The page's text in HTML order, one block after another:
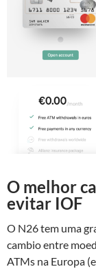
O melhor
evitar IOF
O N26 tem uma
cambio entre
ATMs na Europa